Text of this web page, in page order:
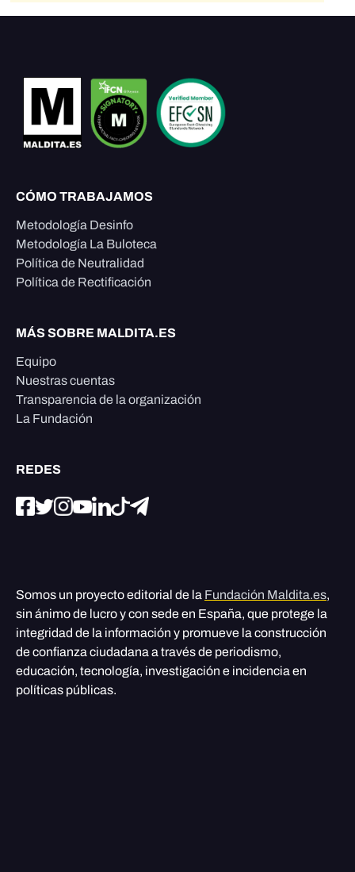
CÓMO TRABAJAMOS
Metodología Desinfo
Metodología La Buloteca
Política de Neutralidad
Política de Rectificación
MÁS SOBRE MALDITA.ES
Equipo
Nuestras cuentas
Transparencia de la organización
La Fundación
REDES
Somos un proyecto editorial de la Fundación Maldita.es,
sin ánimo de lucro y con sede en España, que protege la
integridad de la información y promueve la construcción
de confianza ciudadana a través de periodismo,
educación, tecnología, investigación e incidencia en
políticas públicas.